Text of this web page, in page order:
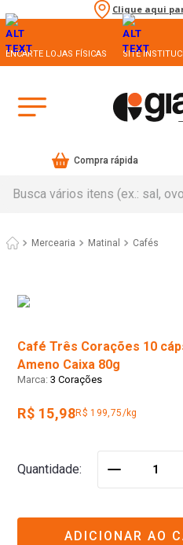
Clique aqui
ENCARTE LOJAS FÍSICAS SITE
Compra rápida
Mercearia Matinal Cafés
Café Três Corações 10
Ameno Caixa 80g
3 Corações
R$ 15,98R$ 199,75/kg
Quantidade
ADICIONAR AO